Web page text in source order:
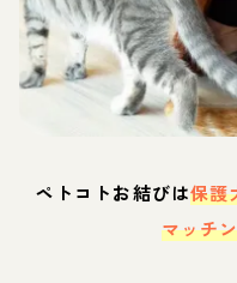
ペトコトお結びは保護
マッチ